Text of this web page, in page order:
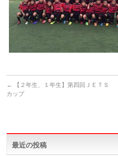
←
【２年生、１年生】第四回ＪＥＴＳ
カップ
最近の投稿